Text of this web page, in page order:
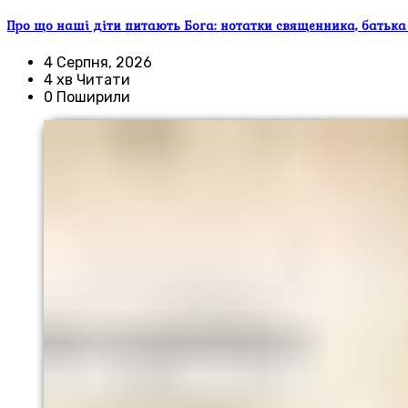
Про що наші діти питають Бога: нотатки священника,
4 Серпня, 2026
4 хв Читати
0 Поширили